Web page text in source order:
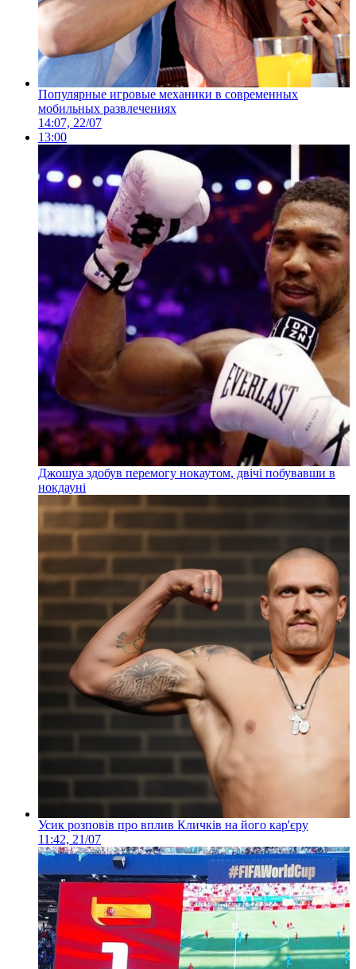
Популярные игровые механики в современных
мобильных развлечениях
14:07, 22/07
13:00
Джошуа здобув перемогу нокаутом, двічі побувавши в
нокдауні
Усик розповів про вплив Кличків на його кар'єру
11:42, 21/07